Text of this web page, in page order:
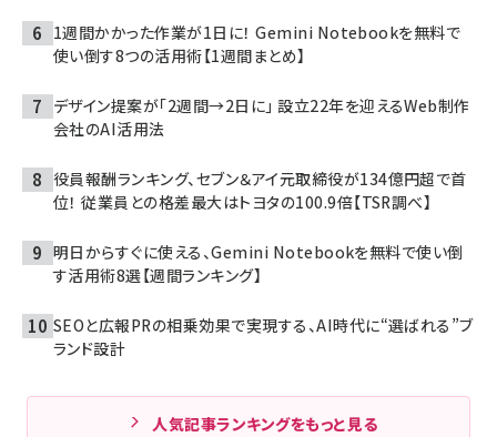
1週間かかった作業が1日に！ Gemini Notebookを無料で
使い倒す8つの活用術【1週間まとめ】
デザイン提案が「2週間→2日に」 設立22年を迎えるWeb制作
会社のAI活用法
役員報酬ランキング、セブン＆アイ元取締役が134億円超で首
位！ 従業員との格差最大はトヨタの100.9倍【TSR調べ】
明日からすぐに使える、Gemini Notebookを無料で使い倒
す活用術8選【週間ランキング】
SEOと広報PRの相乗効果で実現する、AI時代に“選ばれる”ブ
ランド設計
人気記事ランキングをもっと見る